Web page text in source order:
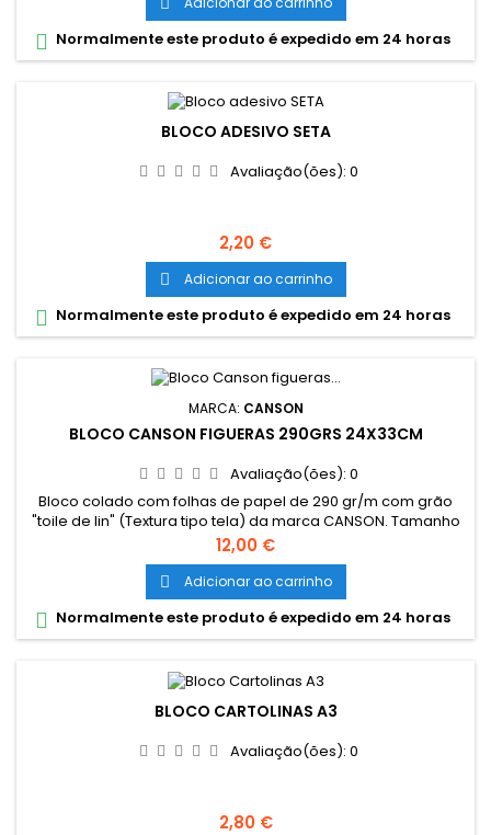
 Normalmente este produto é expedido em 24 horas
BLOCO ADESIVO SETA
Avaliação(ões): 0
Preço
2,20 €
 Adicionar ao carrinho
 Normalmente este produto é expedido em 24 horas
MARCA: CANSON
BLOCO CANSON FIGUERAS 290GRS 24X33CM
Avaliação(ões): 0
Bloco colado com folhas de papel de 290 gr/m com grão
"toile de lin" (Textura tipo tela) da marca CANSON. Tamanho
da folha: 24cm x 33cm. Adequado para pintura a óleo e
acrílica. Papel pronto para utilizar, para aplicação direta das
tintas. Sem ácidos, não altera e mantem as cores originais
das tintas utilizadas.
Preço
12,00 €
 Adicionar ao carrinho
 Normalmente este produto é expedido em 24 horas
BLOCO CARTOLINAS A3
Avaliação(ões): 0
Preço
2,80 €